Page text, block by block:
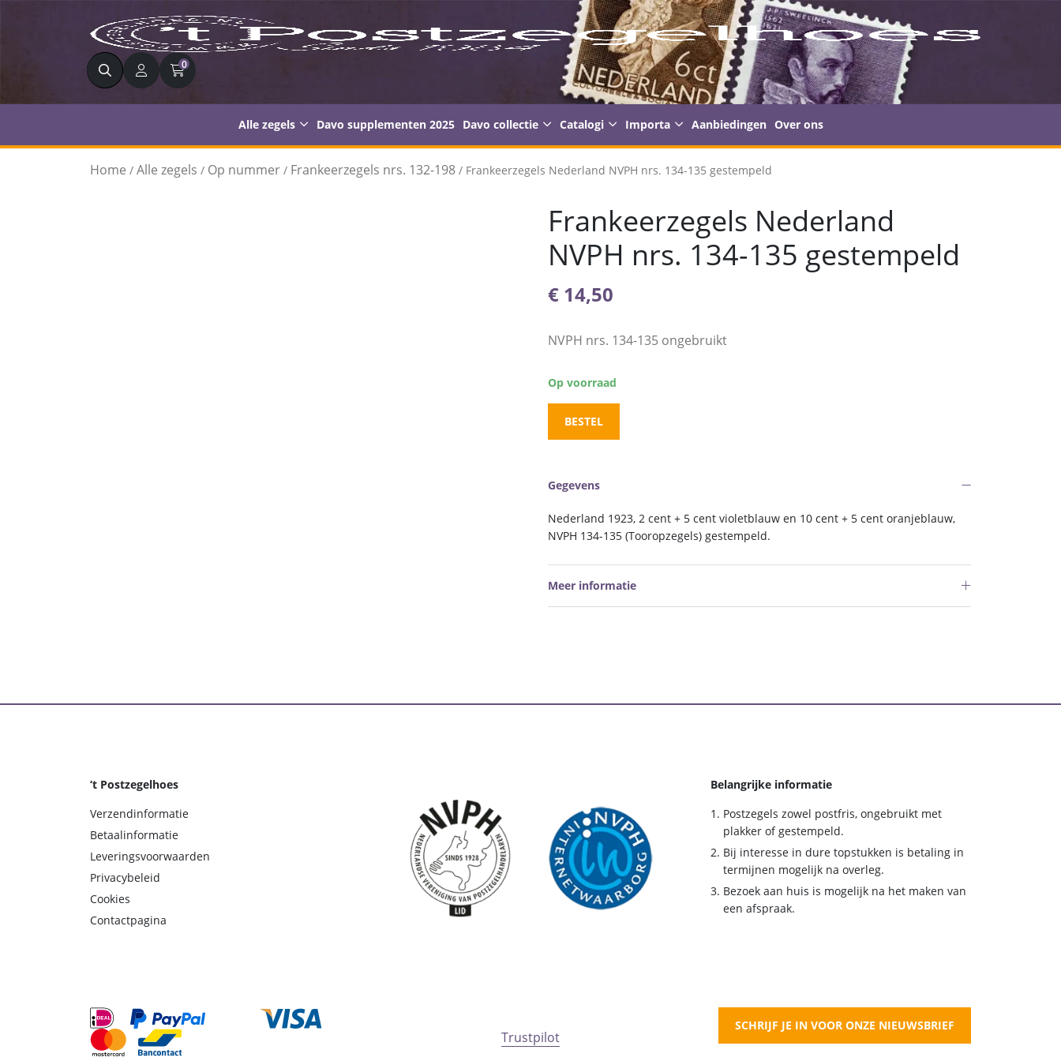
Zoeken 0
Alle zegels Davo supplementen 2025 Davo collectie Catalogi Importa Aanbiedingen Over ons
Home / Alle zegels / Op nummer / Frankeerzegels nrs. 132-198 / Frankeerzegels Nederland NVPH nrs. 134-135 gestempeld
Frankeerzegels Nederland
NVPH nrs. 134-135 gestempeld
€ 14,50
NVPH nrs. 134-135 ongebruikt
Op voorraad
BESTEL
Gegevens
Nederland 1923, 2 cent + 5 cent violetblauw en 10 cent + 5 cent oranjeblauw,
NVPH 134-135 (Tooropzegels) gestempeld.
Meer informatie
‘t Postzegelhoes
Verzendinformatie
Betaalinformatie
Leveringsvoorwaarden
Privacybeleid
Cookies
Contactpagina
Belangrijke informatie
Postzegels zowel postfris, ongebruikt met
plakker of gestempeld.
Bij interesse in dure topstukken is betaling in
termijnen mogelijk na overleg.
Bezoek aan huis is mogelijk na het maken van
een afspraak.
Trustpilot
SCHRIJF JE IN VOOR ONZE NIEUWSBRIEF